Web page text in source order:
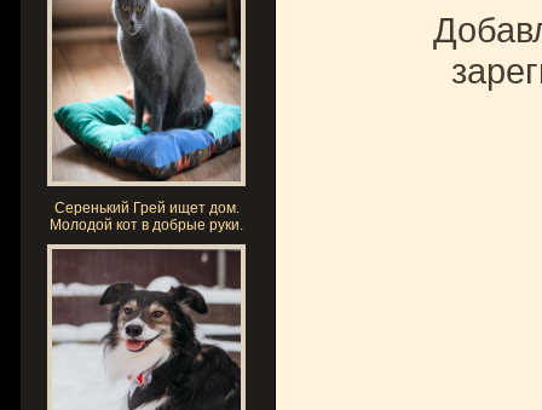
Серенький Грей ищет дом.
Молодой кот в добрые руки.